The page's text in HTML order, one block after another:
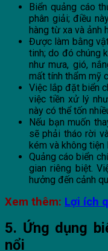
Biển quảng cáo
phân giải; điều
hàng từ xa và ảnh
Được làm bằng
tinh; do đó chúng
như mưa, gió,
mất tính thẩm mỹ
Việc lắp đặt biển
việc tiền xử lý
này có thể tốn
Nếu bạn muốn
sẽ phải tháo rời
kém và không tiện
Quảng cáo biển
gian riêng biệt.
hưởng đến cảnh
Xem thêm: Lợi ích
5. Ứng dụng
nổi